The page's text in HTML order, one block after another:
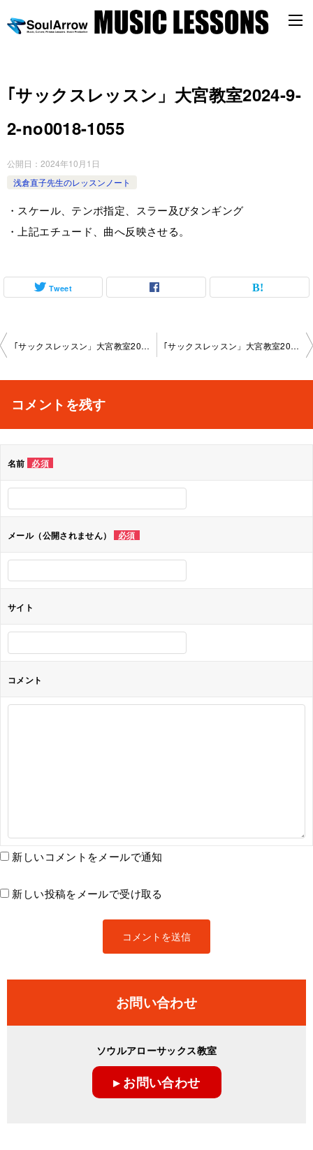
｢サックスレッスン」大宮教室2024-9-
2-­no0018-­1055
公開日： 2024年10月1日
浅倉直子先生のレッスンノート
・スケール、テンポ指定、スラー及びタンギング
・上記エチュード、曲へ反映させる。
Tweet
投
ビ
シ
ョ
ン
｢サックスレッスン」大宮教室2024-8-5-­no0018-­1055 ｢サックスレッスン」大宮教室2024-9-24-­no0018-­1055
コメントを残す
名前 必須
メール（公開されません） 必須
サイト
コメント
新しいコメントをメールで通知
新しい投稿をメールで受け取る
お問い合わせ
ソウルアローサックス教室
▸ お問い合わせ